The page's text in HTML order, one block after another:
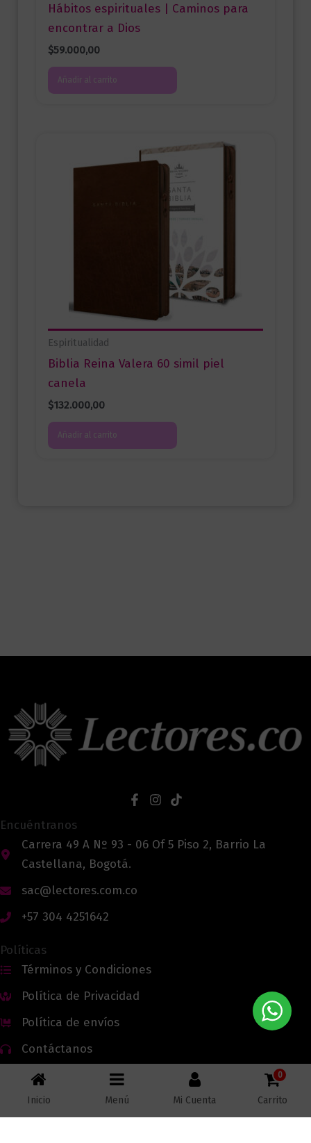
Hábitos espirituales | Caminos para
encontrar a Dios
$59.000,00
Añadir al carrito
Espiritualidad
Biblia Reina Valera 60 simil piel
canela
$132.000,00
Añadir al carrito
Encuéntranos
Carrera 49 A Nº 93 - 06 Of 5 Piso 2, Barrio La
Castellana, Bogotá.
sac@lectores.com.co
+57 304 4251642
Políticas
Términos y Condiciones
Política de Privacidad
Política de envíos
Contáctanos
Todos los derechos reservados © 2026 Lectores.co |
Inicio Menú Mi Cuenta
0
Carrito